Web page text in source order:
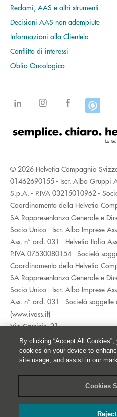
Reclami, AAS e altri strumenti
Decisioni AAS non adempiute
Informazioni alla Clientela
Conflitto di interessi
Oblio Oncologico
© 2026 Helvetia Compagnia
01462690155 - Iscr. Albo Gruppi
S.p.A. - P.IVA 03215010962 -
Coordinamento della Helvetia
SA Rappresentanza Generale e
Socio Unico - Iscr. Albo Imprese
Ass. n° ord. 031 - Helvetia Italia
P.IVA 07530080154 - Società
Coordinamento della Helvetia
SA Rappresentanza Generale e
Socio Unico - Iscr. Albo Imprese
Ass. n° ord. 031 - Società
(www.ivass.it)
Via Cassinis, 21
20139 Milano
02 5351.1
Accessibilità
Privacy
By clicking “Accept All
cookies on your device to
site usage, and assist in our
Cookies
Reject